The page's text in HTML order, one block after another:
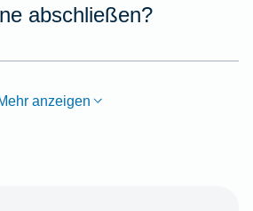
abschließen?
anzeigen